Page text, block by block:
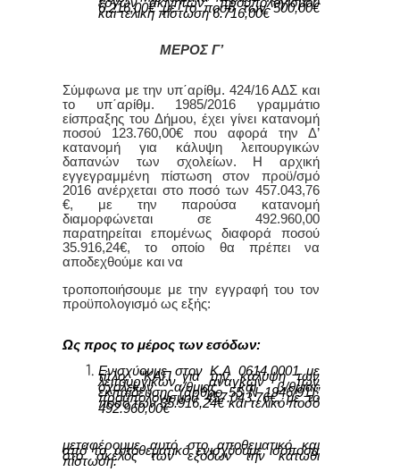
6.216,00€ με το ποσό των 500,00€
και τελική πίστωση 6.716,00€
ΜΕΡΟΣ Γ’
Σύμφωνα με την υπ΄αρίθμ. 424/16 ΑΔΣ και
το υπ΄αρίθμ. 1985/2016 γραμμάτιο
είσπραξης του Δήμου, έχει γίνει κατανομή
ποσού 123.760,00€ που αφορά την Δ’
κατανομή για κάλυψη λειτουργικών
δαπανών των σχολείων. Η αρχική
εγγεγραμμένη πίστωση στον προϋ/σμό
2016 ανέρχεται στο ποσό των 457.043,76
€, με την παρούσα κατανομή
διαμορφώνεται σε 492.960,00
παρατηρείται επομένως διαφορά ποσού
35.916,24€, το οποίο θα πρέπει να
αποδεχθούμε και να
τροποποιήσουμε με την εγγραφή του τον
προϋπολογισμό ως εξής:
Ως προς το μέρος των εσόδων:
Eνισχύουμε στον Κ.Α 0614.0001 με
τίτλο: “ΚΑΠ για την κάλυψη των
λειτουργικών αναγκών των
σχολείων α/θμιας και β/θμιας
εκπαίδευσης (άρθρο 55 Ν 1946/91)”
προϋπολογισμού 457.043,76€, με το
ποσό των 35.916,24€ και τελικό ποσό
492.960,00€
μεταφέρουμε αυτό στο αποθεματικό και
από το αποθεματικό ενισχύουμε ισόποσα
στο σκέλος των εξόδων την κάτωθι
πίστωση: